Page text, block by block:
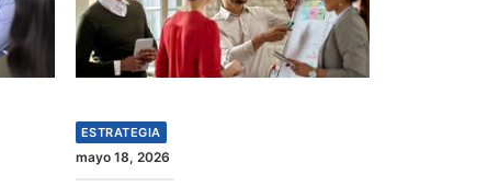
ESTRATEGIA
mayo 18, 2026